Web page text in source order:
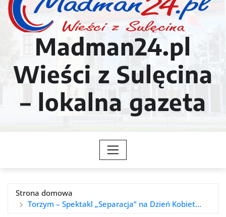
Madman24.pl
Wieści z Sulęcina
– lokalna gazeta
Strona domowa
Torzym – Spektakl „Separacja” na Dzień Kobiet…